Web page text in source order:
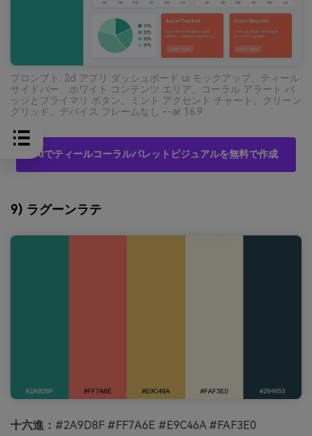
プロンプト: 2d アプリ ダッシュボード ui モックアップ、ティール
サイドバー、ホワイト コンテンツ エリア、コーラル アラート バ
ッジとプライマリ ボタン、ミント アクセント チャート、クリーン
グリッド、デバイス フレームなし --ar 16:9
AIでティールコーラルパレットビジュアルを無料で作成
9) ラグーンラテ
十六進： #2A9D8F #FF7A6E #E9C46A #FAF3E0